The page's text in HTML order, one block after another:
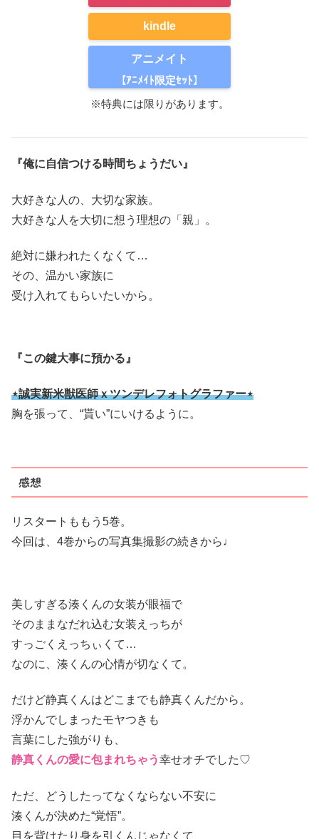
kindle
アニメイト
【ｱﾆﾒｲﾄ限定ｾｯﾄ】
※特典には限りがあります。
『俺に自信つける時間ちょうだい』
大好きな人の、大切な家族。
大好きな人を大切に想う理想の「親」。
絶対に嫌われたくなくて…
その、温かい家族に
受け入れてもらいたいから。
『この鍵大事に預かる』
⋆誠実新米獣医師ｘツンデレフォトグラファー⋆
胸を張って、“貰い”にいけるように。
感想
リスタートももう5巻。
今回は、4巻からの写真集撮影の続きから♩
美しすぎる湊くんの女装が眼福で
そのままなだれ込む女装えっちが
すっごくえっちぃくて…
なのに、湊くんの心情が切なくて。
だけど静真くんはどこまでも静真くんだから。
浮かんでしまったモヤつきも
言葉にした強がりも、
静真くんの愛に包まれちゃう幸せオチでした♡
ただ、どうしたってなくならない不安に
湊くんが決めた“覚悟”。
目を背けたり身を引くんじゃなくて、